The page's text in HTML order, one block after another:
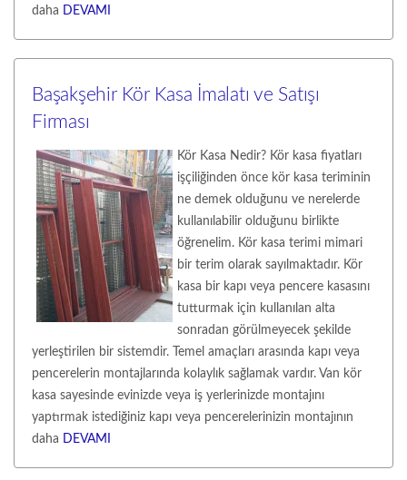
daha DEVAMI
Başakşehir Kör Kasa İmalatı ve Satışı
Firması
Kör Kasa Nedir? Kör kasa fiyatları
işçiliğinden önce kör kasa teriminin
ne demek olduğunu ve nerelerde
kullanılabilir olduğunu birlikte
öğrenelim. Kör kasa terimi mimari
bir terim olarak sayılmaktadır. Kör
kasa bir kapı veya pencere kasasını
tutturmak için kullanılan alta
sonradan görülmeyecek şekilde
yerleştirilen bir sistemdir. Temel amaçları arasında kapı veya
pencerelerin montajlarında kolaylık sağlamak vardır. Van kör
kasa sayesinde evinizde veya iş yerlerinizde montajını
yaptırmak istediğiniz kapı veya pencerelerinizin montajının
daha DEVAMI